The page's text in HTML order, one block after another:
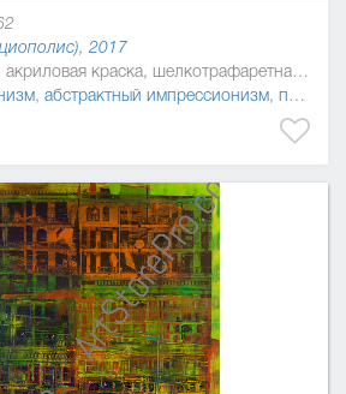
2017
140 x 110 см, холст, акриловая краска, шелкотрафаретная краска
, абстрактный импрессионизм, прецизионизм (пресижинизм)